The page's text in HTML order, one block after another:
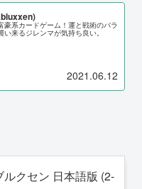
豪系カードゲーム！運と戦術のバラ
来るジレンマが気持ち良い。
2021.06.12
ルクセン 日本語版 (2-